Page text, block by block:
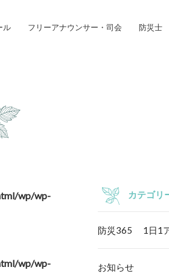
ル フリーアナウンサー・司会 防災士
wp/wp-
wp/wp-
カテゴリ
防災365 1日1
お知らせ